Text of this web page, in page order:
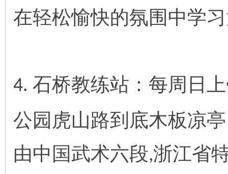
在轻松愉快的氛围中学
4. 石桥教练站：每周日
公园虎山路到底木板凉亭
由中国武术六段,浙江省